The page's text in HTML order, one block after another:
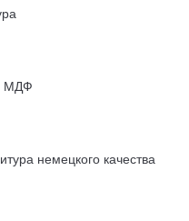
МДФ
немецкого качества